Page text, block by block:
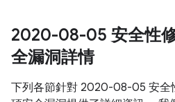
2020-08-05 安全性
全漏洞詳情
下列各節針對 2020-08-05 安全